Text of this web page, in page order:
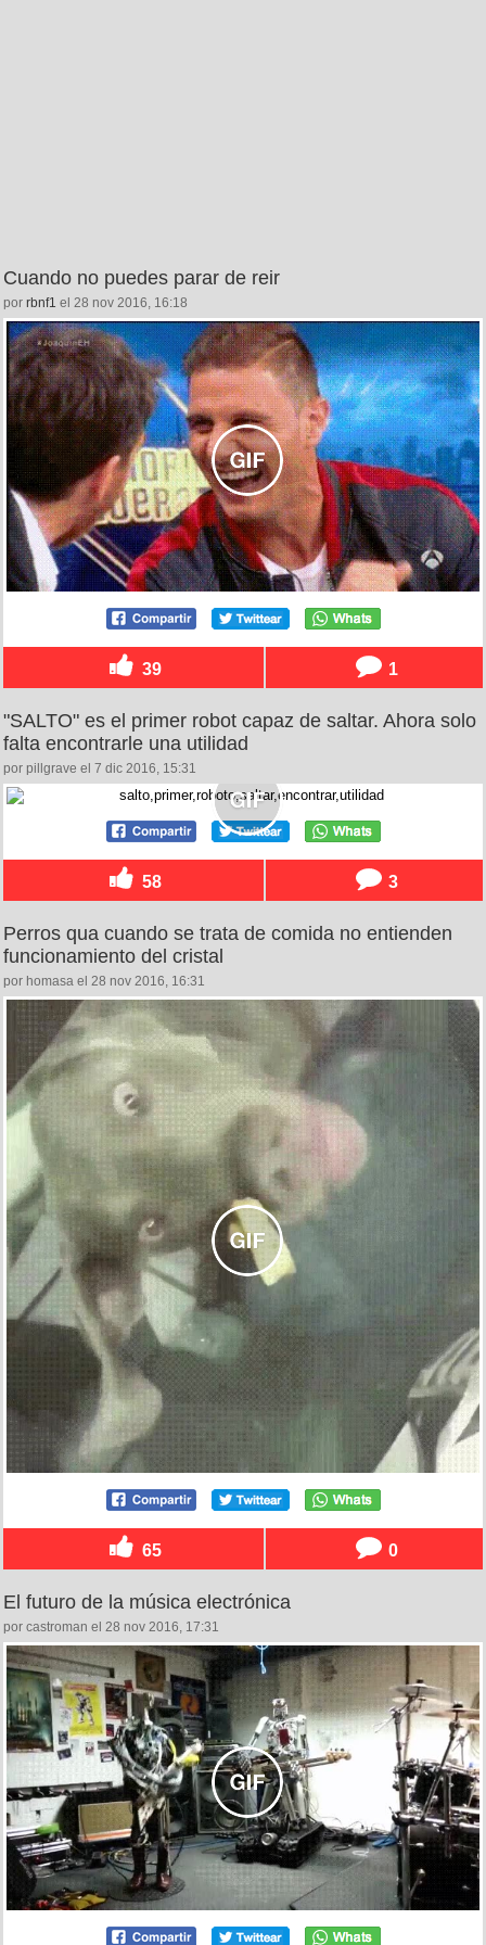
Cuando no puedes parar de reir
por rbnf1 el 28 nov 2016, 16:18
39 1
"SALTO" es el primer robot capaz de saltar. Ahora solo
falta encontrarle una utilidad
por pillgrave el 7 dic 2016, 15:31
58 3
Perros qua cuando se trata de comida no entienden
funcionamiento del cristal
por homasa el 28 nov 2016, 16:31
65 0
El futuro de la música electrónica
por castroman el 28 nov 2016, 17:31